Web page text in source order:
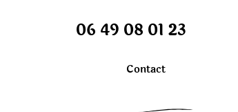
06 49 08 01 23
Contact